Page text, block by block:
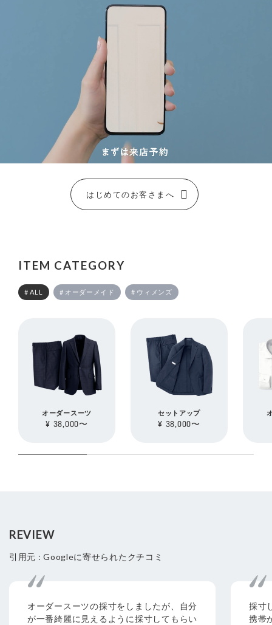
はじめてのお客さまへ
ITEM CATEGORY
# ALL # オーダーメイド # ウィメンズ
オーダースーツ
¥ 38,000〜
セットアップ
¥ 38,000〜
REVIEW
引用元 : Googleに寄せられたクチコミ
オーダースーツの採寸をしましたが、自分
が一番綺麗に見えるように採寸してもらい
採寸
携帯